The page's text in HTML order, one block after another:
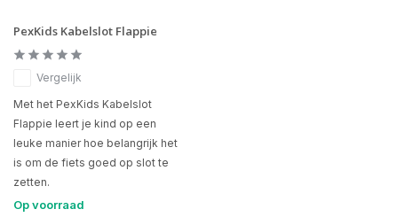
PexKids Kabelslot Flappie
Vergelijk
Met het PexKids Kabelslot
Flappie leert je kind op een
leuke manier hoe belangrijk het
is om de fiets goed op slot te
zetten.
Op voorraad